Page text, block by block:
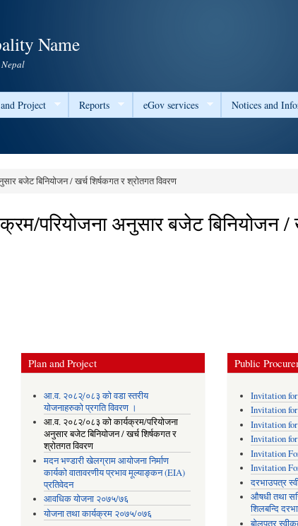
Name
Project Reports eGov services Notices and
बजेट बिनियोजन / खर्च शिर्षकगत र श्रोतगत विवरण
परियोजना अनुसार बजेट बिनियोजन /
Plan and Project
आ.व. २०८२्/०८३ को वडा स्तरीय
योजनाहरुको प्रगति विवरण ।
आ.व. २०८२/०८३ को कार्यक्रम/परियोजना
अनुसार बजेट बिनियोजन / खर्च शिर्षकगत र
श्रोतगत विवरण
मदन भण्डारी खेलग्राम आयोजना निर्माण
कार्यको वातावरणीय प्रभाव मूल्याङ्कन (EIA)
प्रतिवेदन
आवधिक योजना २०७५/७६
योजना तथा कार्यक्रम २०७५/०७६
Public
Invitation
Invitation
Invitation
Invitation
Invitation
Invitation
दरभाउपत्र
औषधी तथा
शिलबन्दि
बोलपत्र